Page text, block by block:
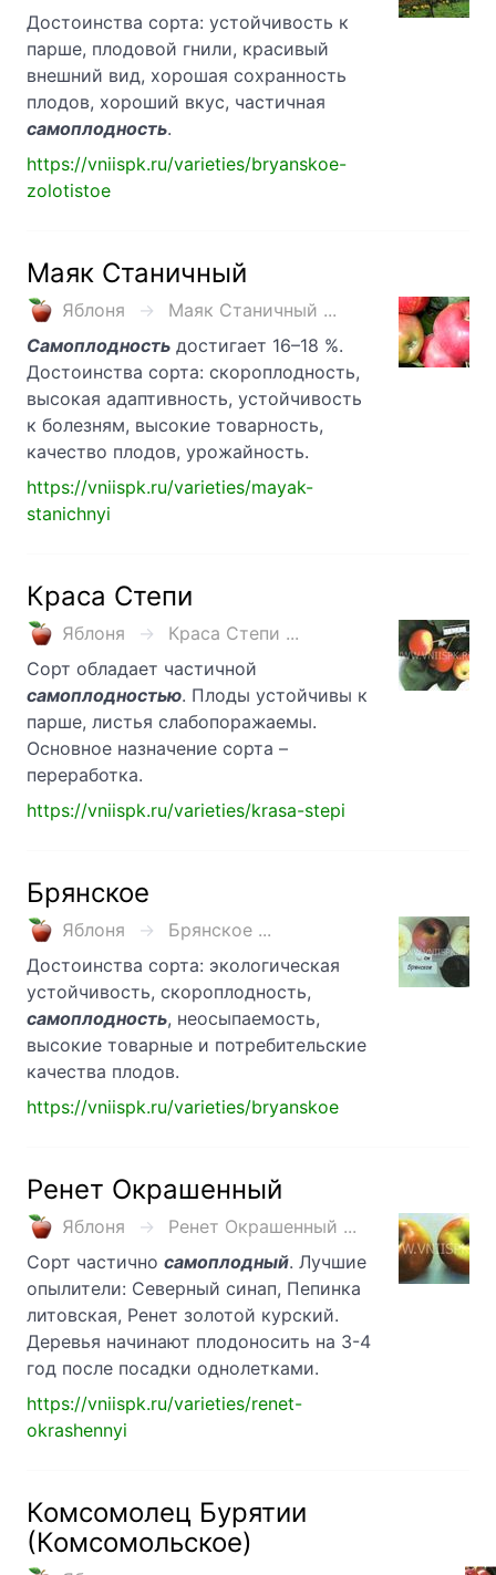
Достоинства сорта: устойчивость к
парше, плодовой гнили, красивый
внешний вид, хорошая сохранность
плодов, хороший вкус, частичная
самоплодность.
https://vniispk.ru/varieties/bryanskoe-
zolotistoe
Маяк Станичный
Яблоня
Маяк Станичный ...
Самоплодность достигает 16–18 %.
Достоинства сорта: скороплодность,
высокая адаптивность, устойчивость
к болезням, высокие товарность,
качество плодов, урожайность.
https://vniispk.ru/varieties/mayak-
stanichnyi
Краса Степи
Яблоня
Краса Степи ...
Сорт обладает частичной
самоплодностью. Плоды устойчивы к
парше, листья слабопоражаемы.
Основное назначение сорта –
переработка.
https://vniispk.ru/varieties/krasa-stepi
Брянское
Яблоня
Брянское ...
Достоинства сорта: экологическая
устойчивость, скороплодность,
самоплодность, неосыпаемость,
высокие товарные и потребительские
качества плодов.
https://vniispk.ru/varieties/bryanskoe
Ренет Окрашенный
Яблоня
Ренет Окрашенный ...
Сорт частично самоплодный. Лучшие
опылители: Северный синап, Пепинка
литовская, Ренет золотой курский.
Деревья начинают плодоносить на 3-4
год после посадки однолетками.
https://vniispk.ru/varieties/renet-
okrashennyi
Комсомолец Бурятии
(Комсомольское)